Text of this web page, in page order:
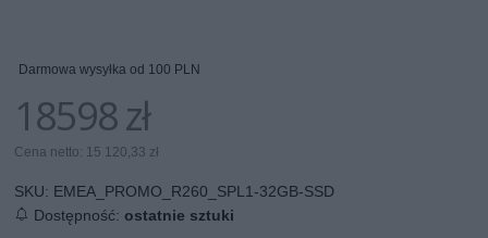
Darmowa wysyłka od 100 PLN
18598 zł
Cena netto: 15 120,33 zł
SKU: EMEA_PROMO_R260_SPL1-32GB-SSD
Dostępność:ostatnie sztuki